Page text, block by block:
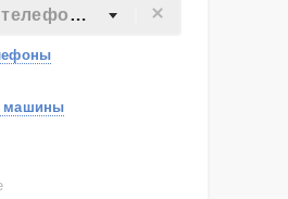
Сотовые телефоны
машины